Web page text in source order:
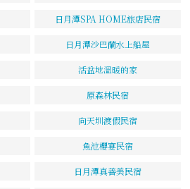
日月潭SPA HOME旅店民宿
日月潭沙巴蘭水上船屋
活盆地溫暖的家
原森林民宿
向天圳渡假民宿
魚池櫻宴民宿
日月潭真善美民宿